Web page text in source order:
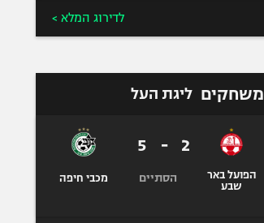
לדירוג המלא >
משחקים ליגת העל
הפועל באר
שבע
2
-
5
הסתיים מכבי חיפה